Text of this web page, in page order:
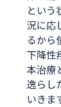
という
況に応
るから
下降性
本治療
逸らし
いきま